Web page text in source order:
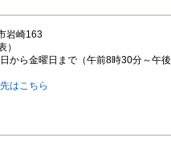
岩崎163
）
から金曜日まで（午前8時30分～午後
はこちら